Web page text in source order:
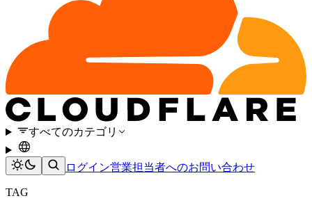
すべてのカテゴリ
ログイン営業担当者へのお問い合わせ
TAG